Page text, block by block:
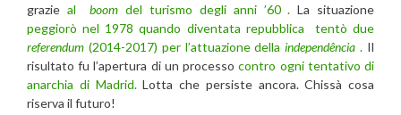
grazie alboom del turismo degli anni ’60 . La situazione
peggiorò nel 1978 quando diventata repubblica tentò due
referendum (2014-2017) per l’attuazione dellaindependência . Il
risultato fu l’apertura di un processocontro ogni tentativo di
anarchia di Madrid.Lotta che persiste ancora. Chissà cosa
riserva il futuro!